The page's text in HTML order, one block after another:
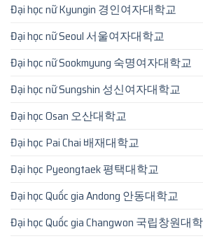
Đại học nữ Kyungin 경인여자대학교
Đại học nữ Seoul 서울여자대학교
Đại học nữ Sookmyung 숙명여자대학교
Đại học nữ Sungshin 성신여자대학교
Đại học Osan 오산대학교
Đại học Pai Chai 배재대학교
Đại học Pyeongtaek 평택대학교
Đại học Quốc gia Andong 안동대학교
Đại học Quốc gia Changwon 국립창원대